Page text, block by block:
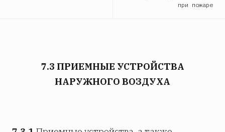
при пожаре
7.3 ПРИЕМНЫЕ УСТРОЙСТВА
НАРУЖНОГО ВОЗДУХА